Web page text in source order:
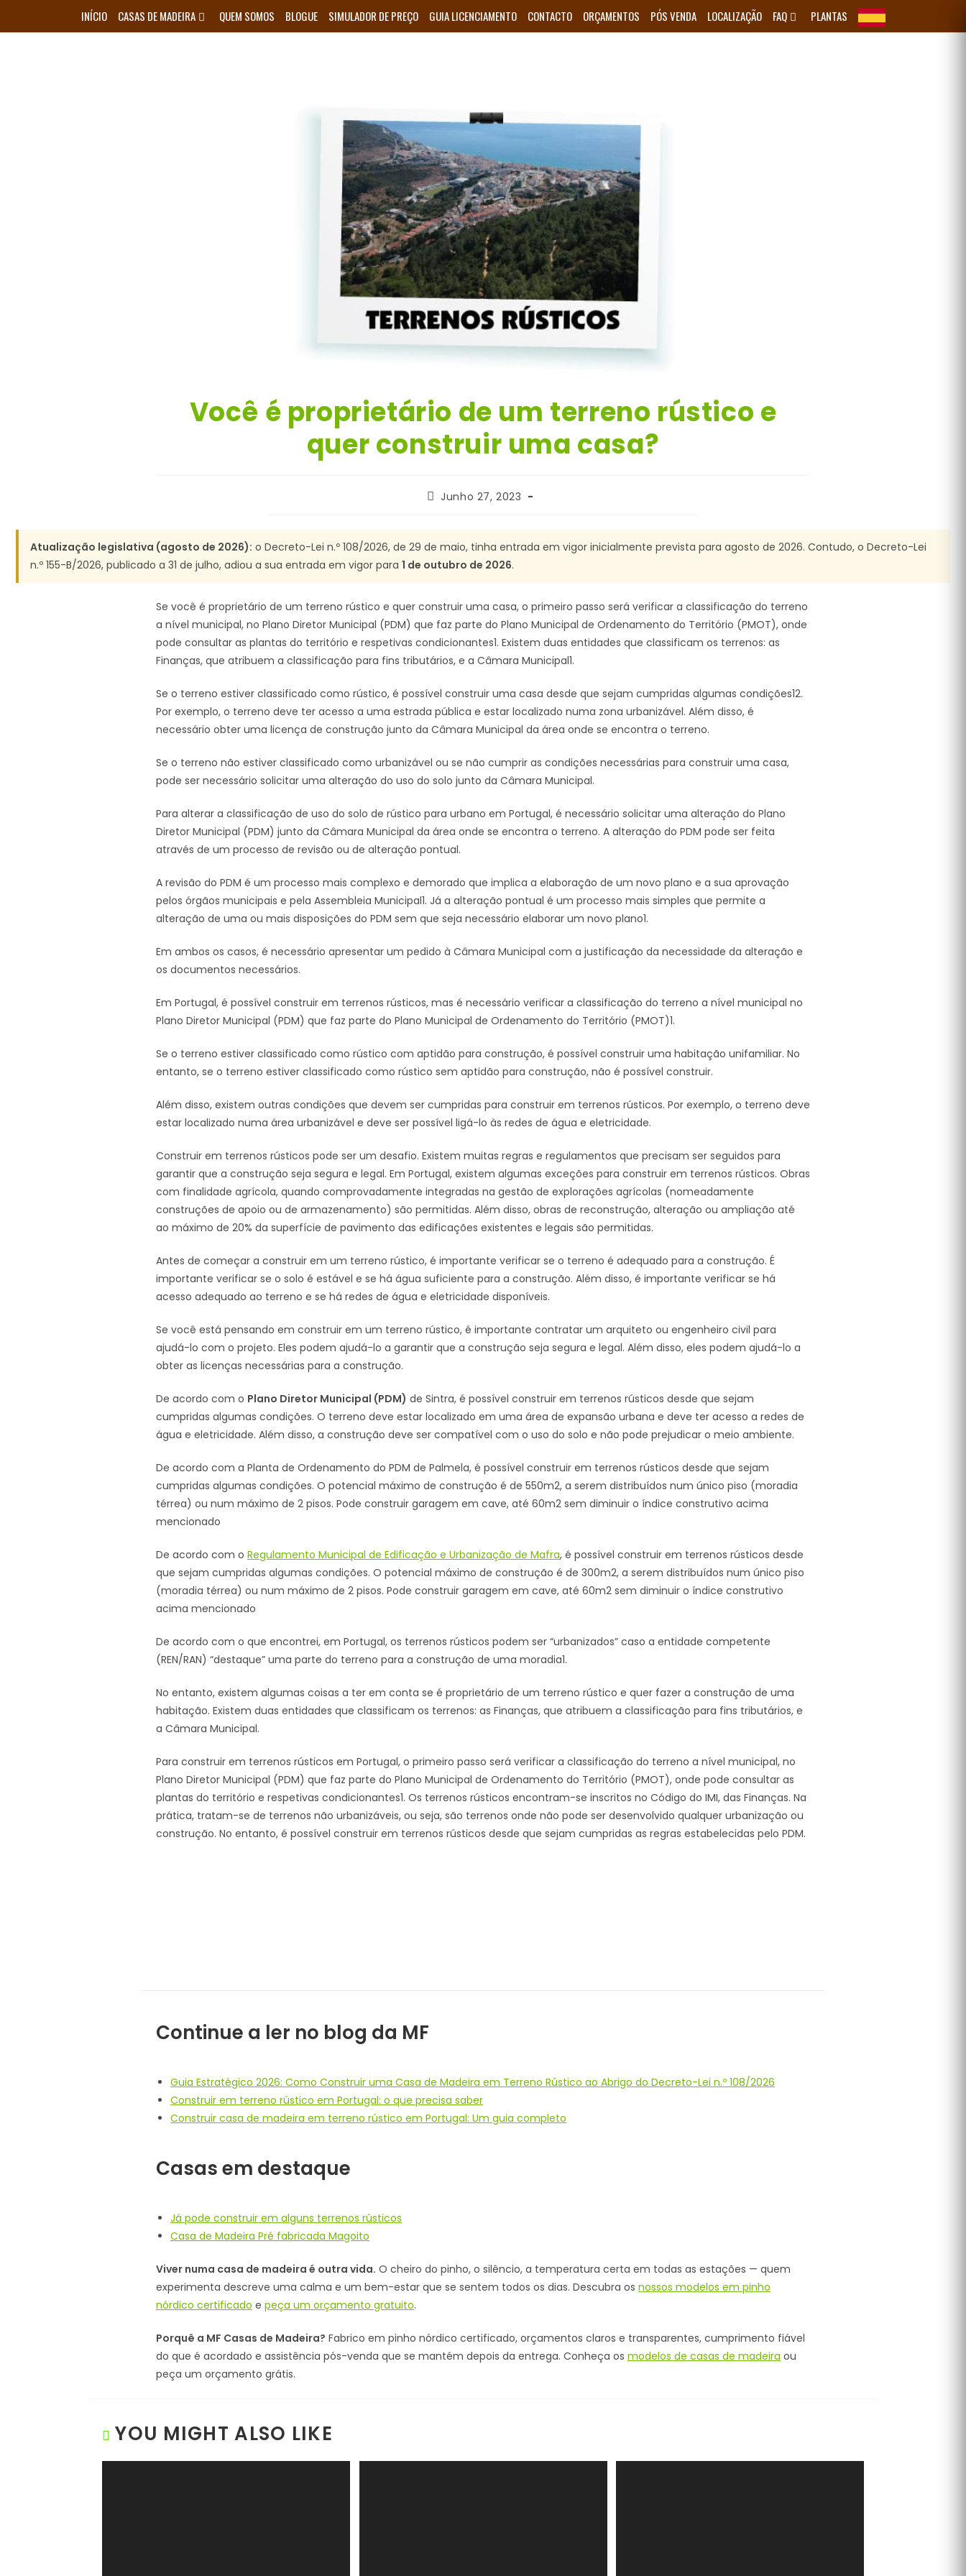
INÍCIO CASAS DE MADEIRA QUEM SOMOS BLOGUE SIMULADOR DE PREÇO GUIA LICENCIAMENTO CONTACTO ORÇAMENTOS PÓS VENDA LOCALIZAÇÃO FAQ PLANTAS
Você é proprietário de um terreno rústico e
quer construir uma casa?
PostJunho 27, 2023
Atualização legislativa (agosto de 2026): o Decreto-Lei n.º 108/2026, de 29 de maio, tinha entrada em vigor inicialmente prevista para agosto de 2026. Contudo, o Decreto-Lei
n.º 155-B/2026, publicado a 31 de julho, adiou a sua entrada em vigor para 1 de outubro de 2026.
Se você é proprietário de um terreno rústico e quer construir uma casa, o primeiro passo será verificar a classificação do terreno
a nível municipal, no Plano Diretor Municipal (PDM) que faz parte do Plano Municipal de Ordenamento do Território (PMOT), onde
pode consultar as plantas do território e respetivas condicionantes1. Existem duas entidades que classificam os terrenos: as
Finanças, que atribuem a classificação para fins tributários, e a Câmara Municipal1.
Se o terreno estiver classificado como rústico, é possível construir uma casa desde que sejam cumpridas algumas condições12.
Por exemplo, o terreno deve ter acesso a uma estrada pública e estar localizado numa zona urbanizável. Além disso, é
necessário obter uma licença de construção junto da Câmara Municipal da área onde se encontra o terreno.
Se o terreno não estiver classificado como urbanizável ou se não cumprir as condições necessárias para construir uma casa,
pode ser necessário solicitar uma alteração do uso do solo junto da Câmara Municipal.
Para alterar a classificação de uso do solo de rústico para urbano em Portugal, é necessário solicitar uma alteração do Plano
Diretor Municipal (PDM) junto da Câmara Municipal da área onde se encontra o terreno. A alteração do PDM pode ser feita
através de um processo de revisão ou de alteração pontual.
A revisão do PDM é um processo mais complexo e demorado que implica a elaboração de um novo plano e a sua aprovação
pelos órgãos municipais e pela Assembleia Municipal1. Já a alteração pontual é um processo mais simples que permite a
alteração de uma ou mais disposições do PDM sem que seja necessário elaborar um novo plano1.
Em ambos os casos, é necessário apresentar um pedido à Câmara Municipal com a justificação da necessidade da alteração e
os documentos necessários.
Em Portugal, é possível construir em terrenos rústicos, mas é necessário verificar a classificação do terreno a nível municipal no
Plano Diretor Municipal (PDM) que faz parte do Plano Municipal de Ordenamento do Território (PMOT)1.
Se o terreno estiver classificado como rústico com aptidão para construção, é possível construir uma habitação unifamiliar. No
entanto, se o terreno estiver classificado como rústico sem aptidão para construção, não é possível construir.
Além disso, existem outras condições que devem ser cumpridas para construir em terrenos rústicos. Por exemplo, o terreno deve
estar localizado numa área urbanizável e deve ser possível ligá-lo às redes de água e eletricidade.
Construir em terrenos rústicos pode ser um desafio. Existem muitas regras e regulamentos que precisam ser seguidos para
garantir que a construção seja segura e legal. Em Portugal, existem algumas exceções para construir em terrenos rústicos. Obras
com finalidade agrícola, quando comprovadamente integradas na gestão de explorações agrícolas (nomeadamente
construções de apoio ou de armazenamento) são permitidas. Além disso, obras de reconstrução, alteração ou ampliação até
ao máximo de 20% da superfície de pavimento das edificações existentes e legais são permitidas.
Antes de começar a construir em um terreno rústico, é importante verificar se o terreno é adequado para a construção. É
importante verificar se o solo é estável e se há água suficiente para a construção. Além disso, é importante verificar se há
acesso adequado ao terreno e se há redes de água e eletricidade disponíveis.
Se você está pensando em construir em um terreno rústico, é importante contratar um arquiteto ou engenheiro civil para
ajudá-lo com o projeto. Eles podem ajudá-lo a garantir que a construção seja segura e legal. Além disso, eles podem ajudá-lo a
obter as licenças necessárias para a construção.
De acordo com o Plano Diretor Municipal (PDM) de Sintra, é possível construir em terrenos rústicos desde que sejam
cumpridas algumas condições. O terreno deve estar localizado em uma área de expansão urbana e deve ter acesso a redes de
água e eletricidade. Além disso, a construção deve ser compatível com o uso do solo e não pode prejudicar o meio ambiente.
De acordo com a Planta de Ordenamento do PDM de Palmela, é possível construir em terrenos rústicos desde que sejam
cumpridas algumas condições. O potencial máximo de construção é de 550m2, a serem distribuídos num único piso (moradia
térrea) ou num máximo de 2 pisos. Pode construir garagem em cave, até 60m2 sem diminuir o índice construtivo acima
mencionado
De acordo com o Regulamento Municipal de Edificação e Urbanização de Mafra, é possível construir em terrenos rústicos desde
que sejam cumpridas algumas condições. O potencial máximo de construção é de 300m2, a serem distribuídos num único piso
(moradia térrea) ou num máximo de 2 pisos. Pode construir garagem em cave, até 60m2 sem diminuir o índice construtivo
acima mencionado
De acordo com o que encontrei, em Portugal, os terrenos rústicos podem ser “urbanizados” caso a entidade competente
(REN/RAN) “destaque” uma parte do terreno para a construção de uma moradia1.
No entanto, existem algumas coisas a ter em conta se é proprietário de um terreno rústico e quer fazer a construção de uma
habitação. Existem duas entidades que classificam os terrenos: as Finanças, que atribuem a classificação para fins tributários, e
a Câmara Municipal.
Para construir em terrenos rústicos em Portugal, o primeiro passo será verificar a classificação do terreno a nível municipal, no
Plano Diretor Municipal (PDM) que faz parte do Plano Municipal de Ordenamento do Território (PMOT), onde pode consultar as
plantas do território e respetivas condicionantes1. Os terrenos rústicos encontram-se inscritos no Código do IMI, das Finanças. Na
prática, tratam-se de terrenos não urbanizáveis, ou seja, são terrenos onde não pode ser desenvolvido qualquer urbanização ou
construção. No entanto, é possível construir em terrenos rústicos desde que sejam cumpridas as regras estabelecidas pelo PDM.
Continue a ler no blog da MF
Guia Estratégico 2026: Como Construir uma Casa de Madeira em Terreno Rústico ao Abrigo do Decreto-Lei n.º 108/2026
Construir em terreno rústico em Portugal: o que precisa saber
Construir casa de madeira em terreno rústico em Portugal: Um guia completo
Casas em destaque
Já pode construir em alguns terrenos rústicos
Casa de Madeira Pré fabricada Magoito
Viver numa casa de madeira é outra vida. O cheiro do pinho, o silêncio, a temperatura certa em todas as estações — quem
experimenta descreve uma calma e um bem-estar que se sentem todos os dias. Descubra os nossos modelos em pinho
nórdico certificado e peça um orçamento gratuito.
Porquê a MF Casas de Madeira? Fabrico em pinho nórdico certificado, orçamentos claros e transparentes, cumprimento fiável
do que é acordado e assistência pós-venda que se mantém depois da entrega. Conheça os modelos de casas de madeira ou
peça um orçamento grátis.
YOU MIGHT ALSO LIKE